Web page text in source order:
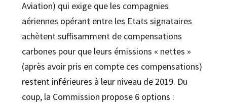
Aviation) qui exige que les compagnies
aériennes opérant entre les Etats signataires
achètent suffisamment de compensations
carbones pour que leurs émissions « nettes »
(après avoir pris en compte ces compensations)
restent inférieures à leur niveau de 2019. Du
coup, la Commission propose 6 options :